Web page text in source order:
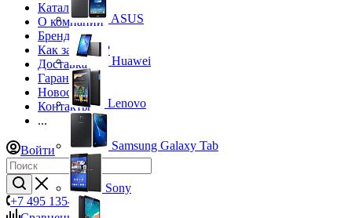
Каталог
О компании
Бренды
Как заказать?
Доставка
Гарантия
Новости
Контакты
...
Войти
+7 495 135-39-43
ASUS
Huawei
Lenovo
Samsung Galaxy Tab
Sony